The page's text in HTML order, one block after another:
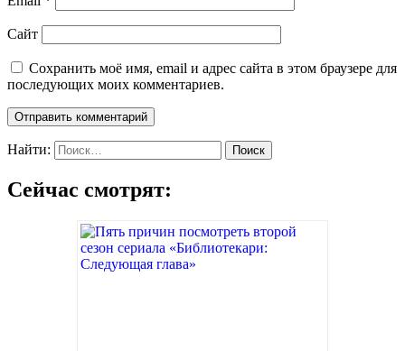
Сайт
Сохранить моё имя, email и адрес сайта в этом браузере для
последующих моих комментариев.
Найти:
Сейчас смотрят: